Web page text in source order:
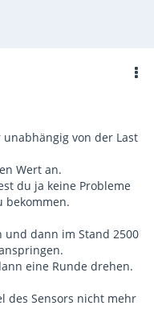
von der Last
Wert an.
du ja keine Probleme
bekommen.
dann im Stand 2500
eine Runde drehen.
des Sensors nicht mehr